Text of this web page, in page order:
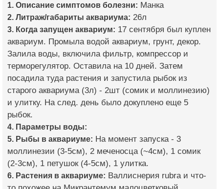
1. Описание симптомов болезни: Манка
2. Литраж/габариты аквариума: 26л
3. Когда запущен аквариум: 17 сентября был куплен
аквариум. Промыла водой аквариум, грунт, декор.
Залила воды, включила фильтр, компрессор и
терморегулятор. Оставила на 10 дней. Затем
посадила туда растения и запустила рыбок из
старого аквариума (3л) - 2шт (сомик и моллинезию)
и улитку. На след. день было докуплено еще 5
рыбок.
4. Параметры воды:
5. Рыбы в аквариуме: На момент запуска - 3
моллинезии (3-5см), 2 меченосца (~4см), 1 сомик
(2-3см), 1 петушок (4-5см), 1 улитка.
6. Растения в аквариуме: Валлиснерия rubra и что-